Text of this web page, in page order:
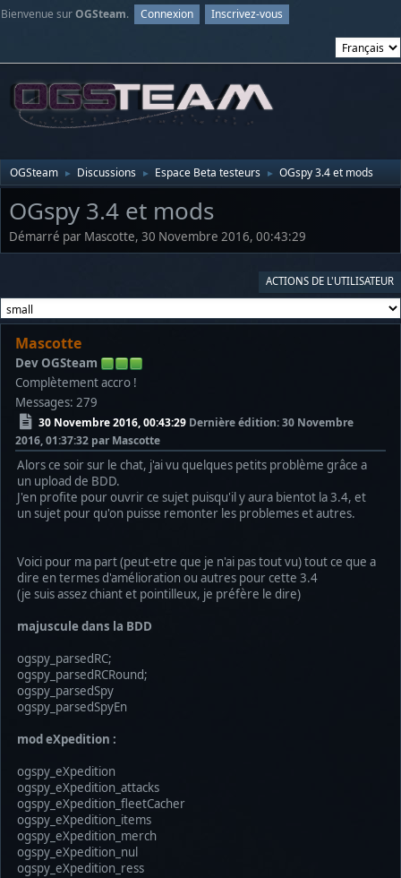
Bienvenue surOGSteam. Connexion Inscrivez-vous
OGSteam ► Discussions ► Espace Beta testeurs ► OGspy 3.4 et mods
OGspy 3.4 et mods
Démarré par Mascotte, 30 Novembre 2016, 00:43:29
ACTIONS DE L'UTILISATEUR
Mascotte
Dev OGSteam
Complètement accro !
Messages: 279
30 Novembre 2016, 00:43:29 Dernière édition: 30 Novembre
2016, 01:37:32 par Mascotte
Alors ce soir sur le chat, j'ai vu quelques petits problème grâce a
un upload de BDD.
J'en profite pour ouvrir ce sujet puisqu'il y aura bientot la 3.4, et
un sujet pour qu'on puisse remonter les problemes et autres.
Voici pour ma part (peut-etre que je n'ai pas tout vu) tout ce que a
dire en termes d'amélioration ou autres pour cette 3.4
(je suis assez chiant et pointilleux, je préfère le dire)
majuscule dans la BDD
ogspy_parsedRC;
ogspy_parsedRCRound;
ogspy_parsedSpy
ogspy_parsedSpyEn
mod eXpedition :
ogspy_eXpedition
ogspy_eXpedition_attacks
ogspy_eXpedition_fleetCacher
ogspy_eXpedition_items
ogspy_eXpedition_merch
ogspy_eXpedition_nul
ogspy_eXpedition_ress